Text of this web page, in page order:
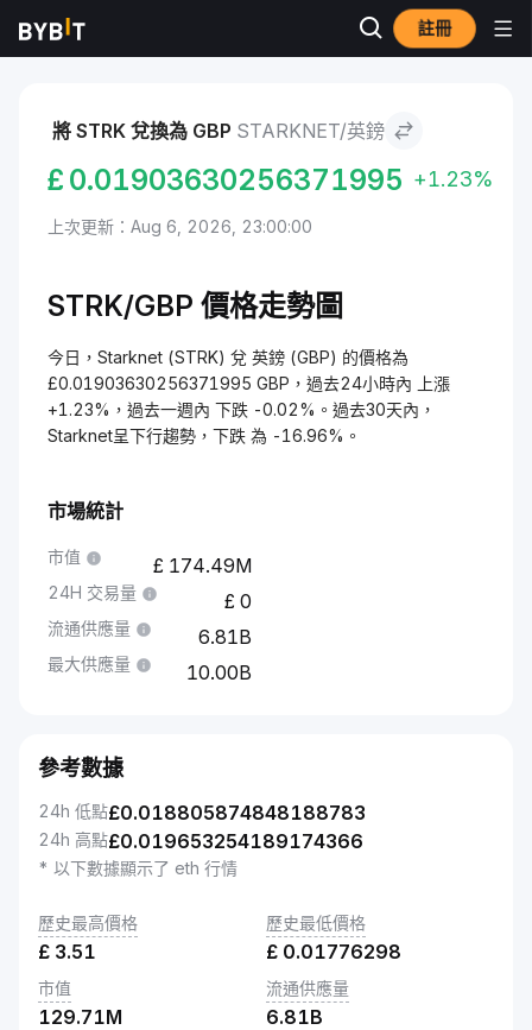
註冊
市場 Starknet 價格 STRK Starknet to 英鎊
將 STRK 兌換為 GBP STARKNET/英鎊
£ 0.01903630256371995 +1.23%
上次更新：Aug 6, 2026, 23:00:00
STRK/GBP 價格走勢圖
今日，Starknet (STRK) 兌 英鎊 (GBP) 的價格為
£0.01903630256371995 GBP，過去24小時內 上漲
+1.23%，過去一週內 下跌 -0.02%。過去30天內，
Starknet呈下行趨勢，下跌 為 -16.96%。
市場統計
市值 174.49M
24H 交易量 0
流通供應量 6.81B
最大供應量 10.00B
參考數據
24h 低點£0.018805874848188783
24h 高點£0.019653254189174366
* 以下數據顯示了 eth 行情
歷史最高價格
£ 3.51
歷史最低價格
£ 0.01776298
市值
129.71M
流通供應量
6.81B